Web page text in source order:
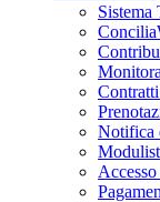
Sistema
Notifica